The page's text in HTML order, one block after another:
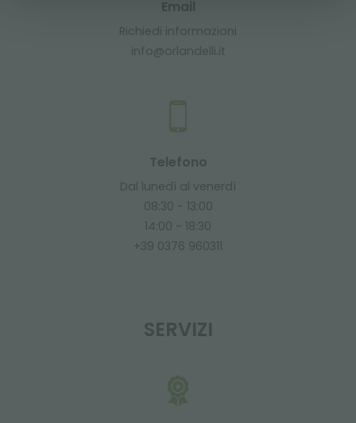
Email
Richiedi informazioni
info@orlandelli.it
Telefono
Dal lunedì al venerdì
08:30 - 13:00
14:00 - 18:30
+39 0376 960311
SERVIZI